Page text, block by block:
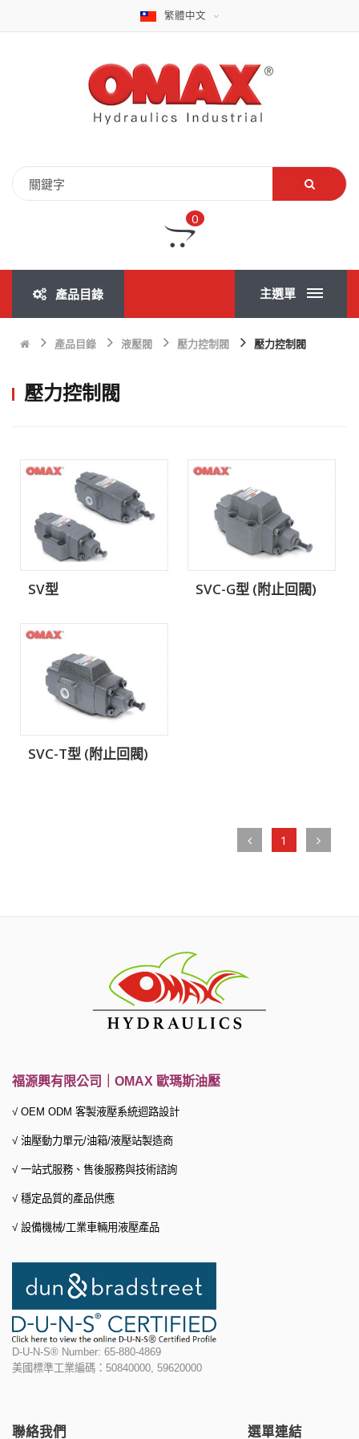
繁體中文
0
產品目錄 主選單
產品目錄 液壓閥 壓力控制閥 壓力控制閥
壓力控制閥
SV型 SVC-G型 (附止回閥)
SVC-T型 (附止回閥)
1
福源興有限公司｜OMAX 歐瑪斯油壓
√ OEM ODM 客製液壓系統迴路設計
√ 油壓動力單元/油箱/液壓站製造商
√ 一站式服務、 售後服務與技術諮詢
√ 穩定品質的產品供應
√ 設備機械/工業車輛用液壓產品
D-U-N-S® Number: 65-880-4869
美國標準工業編碼：50840000, 59620000
聯絡我們 選單連結